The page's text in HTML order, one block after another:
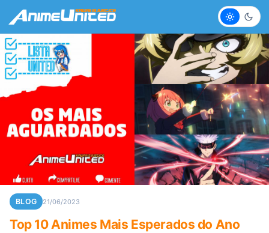
Claro
BLOG 21/06/2023
Top 10 Animes Mais Esperados do Ano